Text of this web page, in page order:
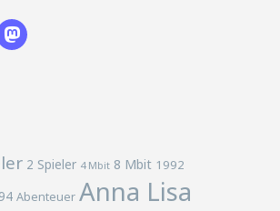
2 Spieler 4 Mbit 8 Mbit 1992
Abenteuer Anna Lisa